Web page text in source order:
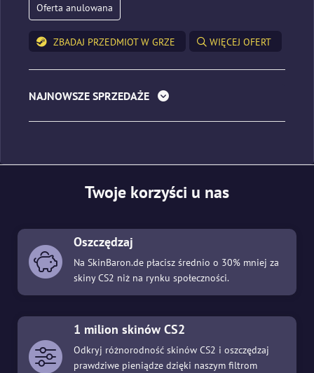
Oferta anulowana
ZBADAJ PRZEDMIOT W GRZE WIĘCEJ OFERT
NAJNOWSZE SPRZEDAŻE
Twoje korzyści u nas
Oszczędzaj
Na SkinBaron.de płacisz średnio o 30% mniej za
skiny CS2 niż na rynku społeczności.
1 milion skinów CS2
Odkryj różnorodność skinów CS2 i oszczędzaj
prawdziwe pieniądze dzięki naszym filtrom